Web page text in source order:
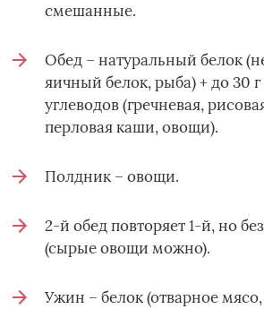
смешанные.
Обед – натуральный белок
яичный белок, рыба) + до 30
углеводов (гречневая,
перловая каши, овощи).
Полдник – овощи.
2-й обед повторяет 1-й, но
(сырые овощи можно).
Ужин – белок (отварное